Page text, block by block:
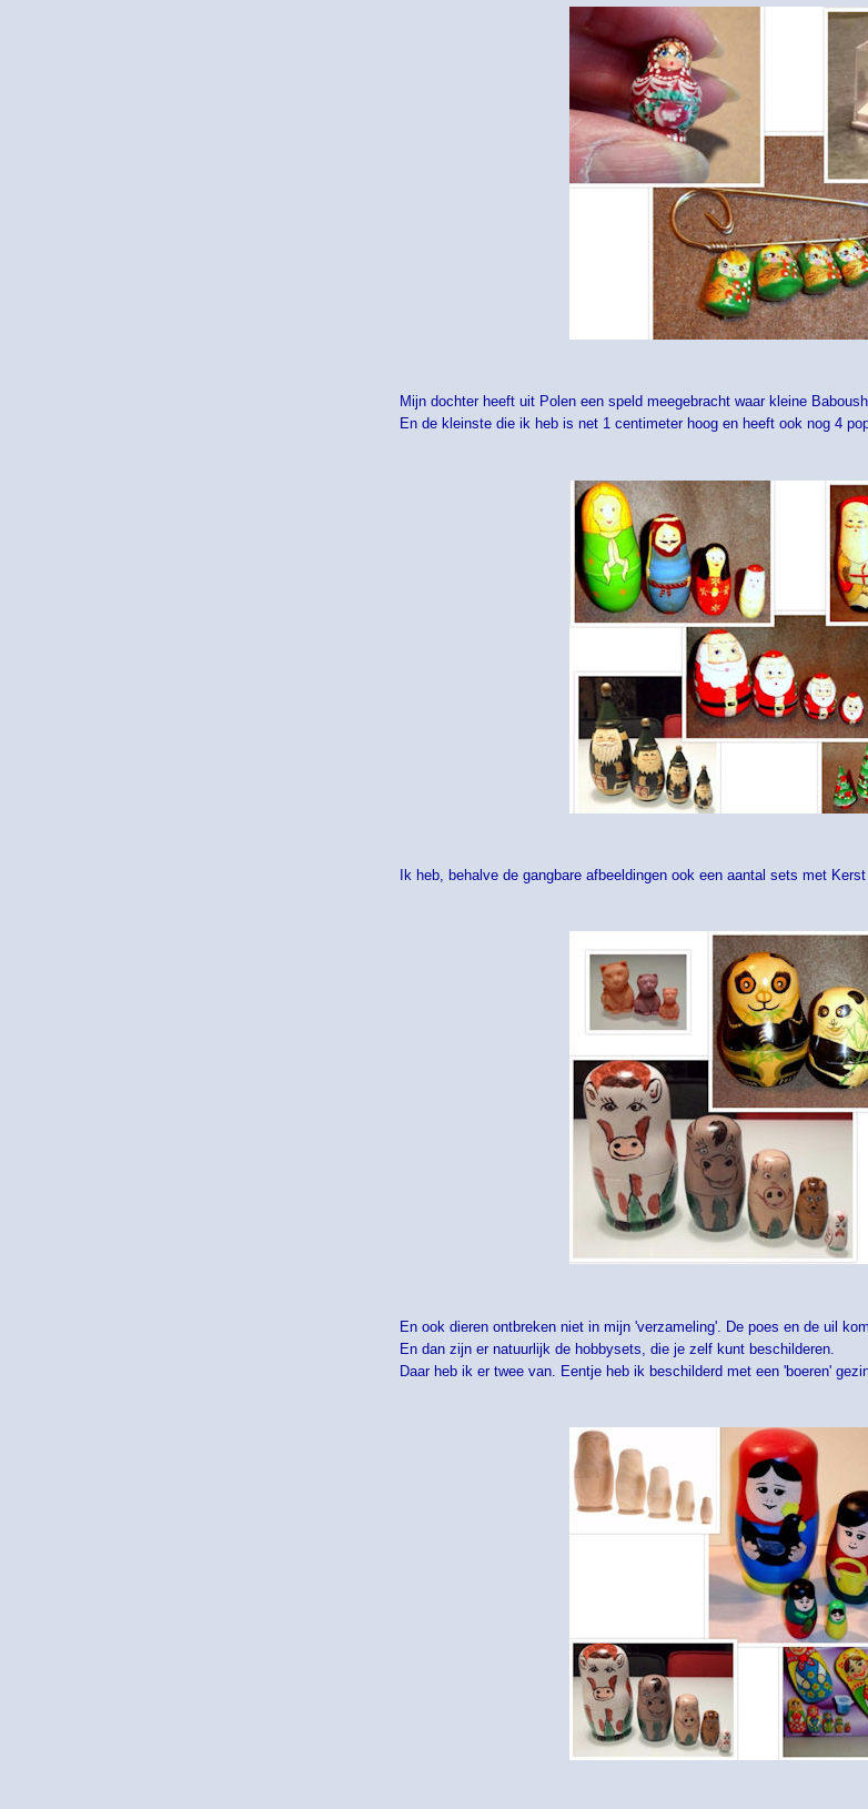
Mijn dochter heeft uit Polen een speld meegebracht waar kleine
En de kleinste die ik heb is net 1 centimeter hoog en heeft ook nog 4
Ik heb, behalve de gangbare afbeeldingen ook een aantal sets met Kerst
En ook dieren ontbreken niet in mijn 'verzameling'. De poes en de uil
En dan zijn er natuurlijk de hobbysets, die je zelf kunt beschilderen.
Daar heb ik er twee van. Eentje heb ik beschilderd met een 'boeren'